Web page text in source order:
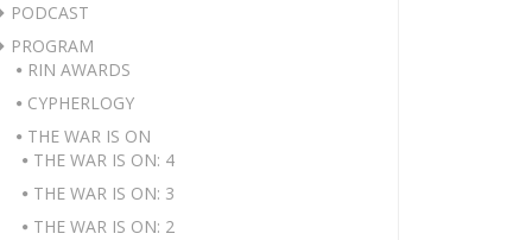
PODCAST
PROGRAM
RIN AWARDS
CYPHERLOGY
THE WAR IS ON
THE WAR IS ON: 4
THE WAR IS ON: 3
THE WAR IS ON: 2